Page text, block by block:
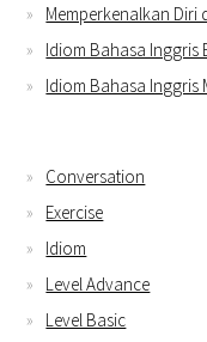
Memperkenalkan Diri
Idiom Bahasa Inggris
Idiom Bahasa
Conversation
Exercise
Idiom
Level Advance
Level Basic